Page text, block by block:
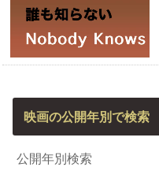
映画の公開年別で検索
公開年別検索